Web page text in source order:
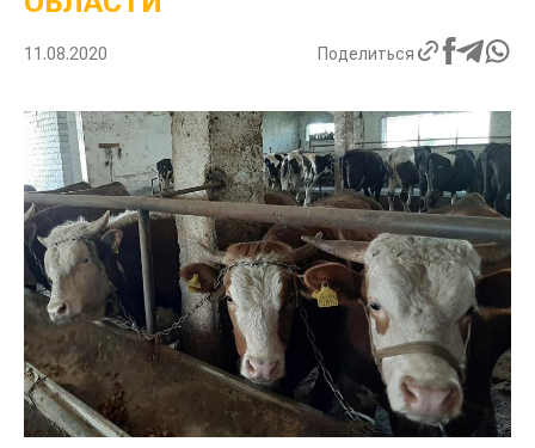
11.08.2020 Поделиться